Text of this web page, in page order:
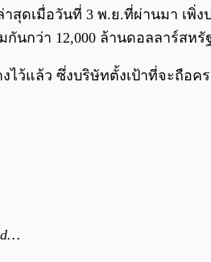
สุดเมื่อวันที่ 3 พ.ย.ที่ผ่านมา เพิ่ง
นกว่า 12,000 ล้านดอลลาร์สหรั
ไว้แล้ว ซึ่งบริษัทตั้งเป้าที่จะถือ